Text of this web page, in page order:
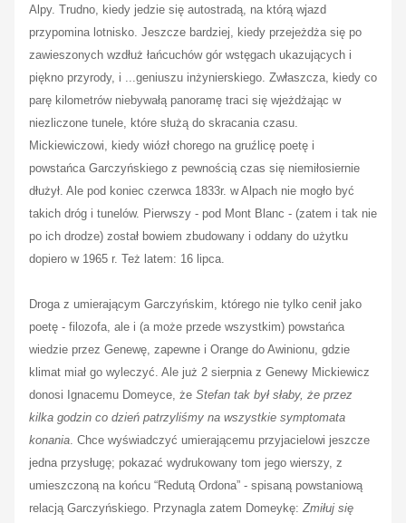
Alpy. Trudno, kiedy jedzie się autostradą, na którą wjazd
przypomina lotnisko. Jeszcze bardziej, kiedy przejeżdża się po
zawieszonych wzdłuż łańcuchów gór wstęgach ukazujących i
piękno przyrody, i ...geniuszu inżynierskiego. Zwłaszcza, kiedy co
parę kilometrów niebywałą panoramę traci się wjeżdżając w
niezliczone tunele, które służą do skracania czasu.
Mickiewiczowi, kiedy wiózł chorego na gruźlicę poetę i
powstańca Garczyńskiego z pewnością czas się niemiłosiernie
dłużył. Ale pod koniec czerwca 1833r. w Alpach nie mogło być
takich dróg i tunelów. Pierwszy - pod Mont Blanc - (zatem i tak nie
po ich drodze) został bowiem zbudowany i oddany do użytku
dopiero w 1965 r. Też latem: 16 lipca.
Droga z umierającym Garczyńskim, którego nie tylko cenił jako
poetę - filozofa, ale i (a może przede wszystkim) powstańca
wiedzie przez Genewę, zapewne i Orange do Awinionu, gdzie
klimat miał go wyleczyć. Ale już 2 sierpnia z Genewy Mickiewicz
donosi Ignacemu Domeyce, że Stefan tak był słaby, że przez
kilka godzin co dzień patrzyliśmy na wszystkie symptomata
konania. Chce wyświadczyć umierającemu przyjacielowi jeszcze
jedna przysługę; pokazać wydrukowany tom jego wierszy, z
umieszczoną na końcu “Redutą Ordona” - spisaną powstaniową
relacją Garczyńskiego. Przynagla zatem Domeykę:Zmiłuj się